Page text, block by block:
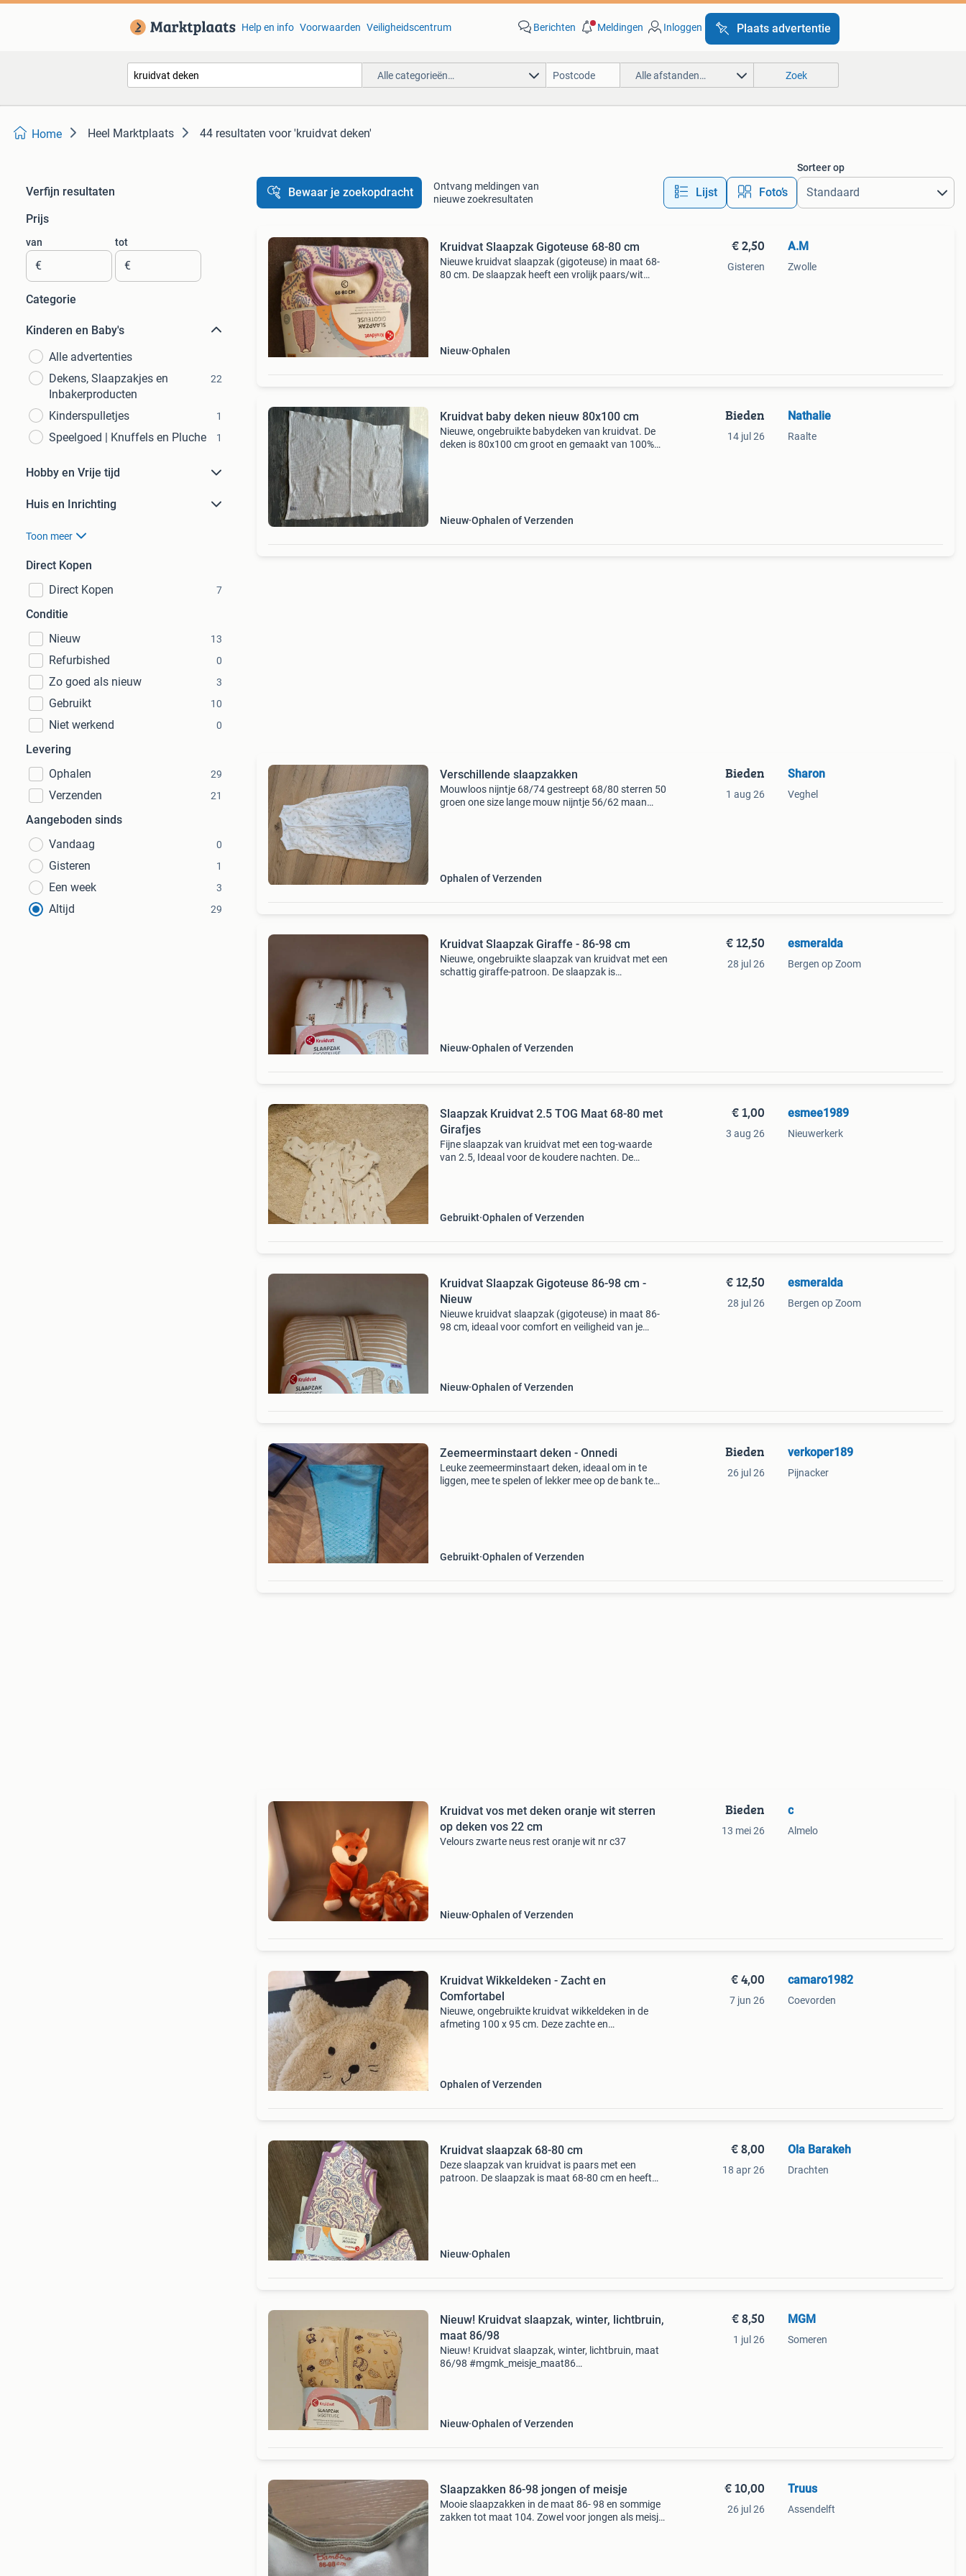
Help en info Voorwaarden Veiligheidscentrum Berichten Meldingen Inloggen Plaats advertentie
Alle categorieën… Alle afstanden… Zoek
Home Heel Marktplaats 44 resultaten voor 'kruidvat deken'
Verfijn resultaten
Prijs
van
€
tot
€
Categorie
Kinderen en Baby's
Alle advertenties
Dekens, Slaapzakjes en
Inbakerproducten
22
Kinderspulletjes 1
Speelgoed | Knuffels en Pluche 1
Hobby en Vrije tijd
Huis en Inrichting
Toon meer
Direct Kopen
Direct Kopen
7
Conditie
Nieuw
13
Refurbished 0
Zo goed als nieuw 3
Gebruikt 10
Niet werkend 0
Levering
Ophalen
29
Verzenden 21
Aangeboden sinds
Vandaag
0
Gisteren 1
Een week 3
Altijd 29
Bewaar je zoekopdracht
Ontvang meldingen van
nieuwe zoekresultaten
Lijst Foto’s
Sorteer op
Kruidvat Slaapzak Gigoteuse 68-80 cm
Nieuwe kruidvat slaapzak (gigoteuse) in maat 68-
80 cm. De slaapzak heeft een vrolijk paars/wit
Nieuw Ophalen
€ 2,50
Gisteren
A.M
Zwolle
Kruidvat baby deken nieuw 80x100 cm
Nieuwe, ongebruikte babydeken van kruidvat. De
deken is 80x100 cm groot en gemaakt van 100%
Nieuw Ophalen of Verzenden
Bieden
14 jul 26
Nathalie
Raalte
Verschillende slaapzakken
Mouwloos nijntje 68/74 gestreept 68/80 sterren 50
groen one size lange mouw nijntje 56/62 maan
Ophalen of Verzenden
Bieden
1 aug 26
Sharon
Veghel
Kruidvat Slaapzak Giraffe - 86-98 cm
Nieuwe, ongebruikte slaapzak van kruidvat met een
schattig giraffe-patroon. De slaapzak is
Nieuw Ophalen of Verzenden
€ 12,50
28 jul 26
esmeralda
Bergen op Zoom
Slaapzak Kruidvat 2.5 TOG Maat 68-80 met
Girafjes
Fijne slaapzak van kruidvat met een tog-waarde
van 2.5, Ideaal voor de koudere nachten. De
Gebruikt Ophalen of Verzenden
€ 1,00
3 aug 26
esmee1989
Nieuwerkerk
Kruidvat Slaapzak Gigoteuse 86-98 cm -
Nieuw
Nieuwe kruidvat slaapzak (gigoteuse) in maat 86-
98 cm, ideaal voor comfort en veiligheid van je
Nieuw Ophalen of Verzenden
€ 12,50
28 jul 26
esmeralda
Bergen op Zoom
Zeemeerminstaart deken - Onnedi
Leuke zeemeerminstaart deken, ideaal om in te
liggen, mee te spelen of lekker mee op de bank te
Gebruikt Ophalen of Verzenden
Bieden
26 jul 26
verkoper189
Pijnacker
Kruidvat vos met deken oranje wit sterren
op deken vos 22 cm
Velours zwarte neus rest oranje wit nr c37
Nieuw Ophalen of Verzenden
Bieden
13 mei 26
c
Almelo
Kruidvat Wikkeldeken - Zacht en
Comfortabel
Nieuwe, ongebruikte kruidvat wikkeldeken in de
afmeting 100 x 95 cm. Deze zachte en
Ophalen of Verzenden
€ 4,00
7 jun 26
camaro1982
Coevorden
Kruidvat slaapzak 68-80 cm
Deze slaapzak van kruidvat is paars met een
patroon. De slaapzak is maat 68-80 cm en heeft
Nieuw Ophalen
€ 8,00
18 apr 26
Ola Barakeh
Drachten
Nieuw! Kruidvat slaapzak, winter, lichtbruin,
maat 86/98
Nieuw! Kruidvat slaapzak, winter, lichtbruin, maat
86/98 #mgmk_meisje_maat86
Nieuw Ophalen of Verzenden
€ 8,50
1 jul 26
MGM
Someren
Slaapzakken 86-98 jongen of meisje
Mooie slaapzakken in de maat 86- 98 en sommige
zakken tot maat 104. Zowel voor jongen als meisje.
€ 10,00
26 jul 26
Truus
Assendelft